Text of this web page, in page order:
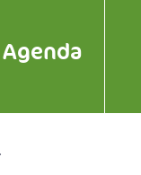
Agenda